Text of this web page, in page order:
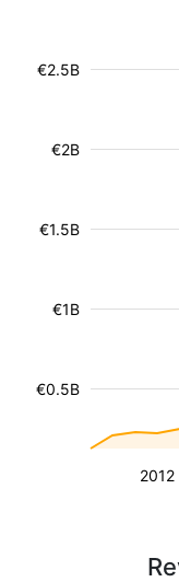
2012
€0.5B
€1B
€1.5B
€2B
€2.5B